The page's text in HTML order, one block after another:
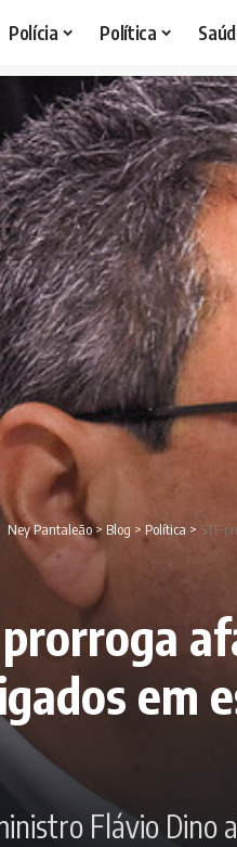
Polícia Política
Ney Pantaleão> Blog > Política > STF
em
Flávio Dino